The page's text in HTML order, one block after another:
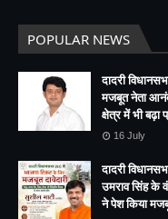
POPULAR NEWS
दादरी
मजबूत नेता
क्षेत्र में भी बढ़ा
16 July
दादरी
उमराव सिंह के
ने पेश किया